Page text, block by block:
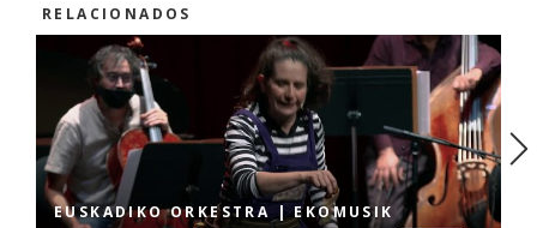
RELACIONADOS
EUSKADIKO ORKESTRA | EKOMUSIK